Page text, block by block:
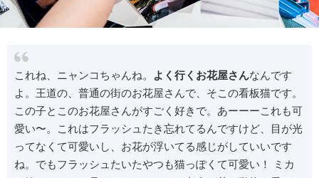
これね、ニャンコちゃんね。 よく行くお花屋さんなんです
よ。王道の、普通の街のお花屋さんで、そこの看板猫です。
この子とこのお花屋さんがすごく好きで。あーーーこれも可
愛い〜。これはフラッシュたき忘れてるんですけど、目が光
ってなくて可愛いし、お花が浮いてる感じがしていいです
ね。でもフラッシュたいたやつも猫っぽくて可愛い！ ミカ